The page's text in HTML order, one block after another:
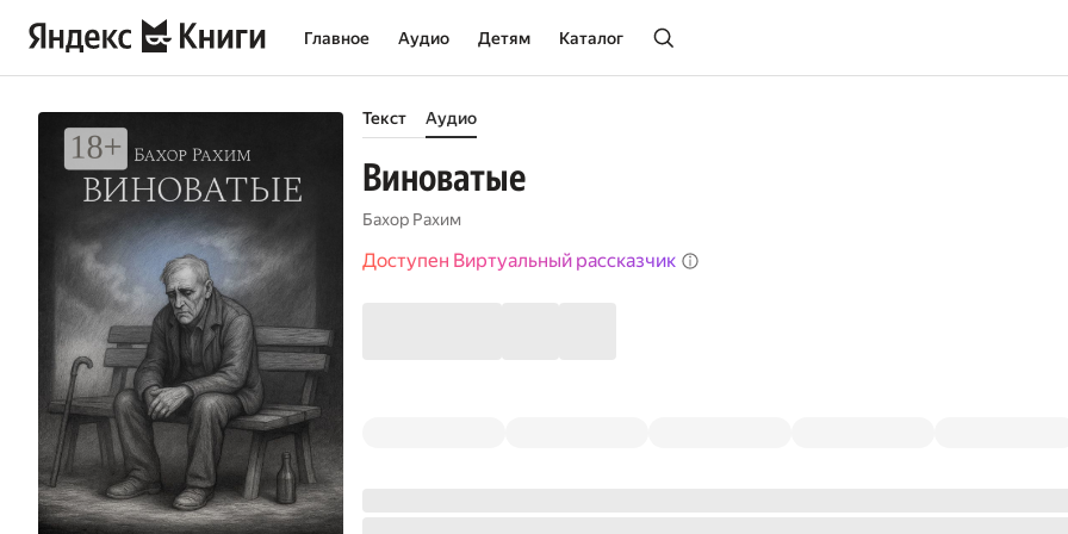
Главное Аудио Детям Каталог
Текст Аудио
Виноватые
Бахор Рахим
Доступен Виртуальный рассказчик